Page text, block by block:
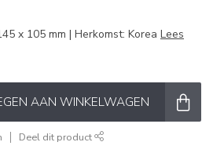
x 105 mm | Herkomst: Korea Lees
AAN WINKELWAGEN
Deel dit product